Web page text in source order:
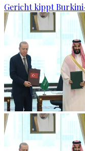
Gericht kippt